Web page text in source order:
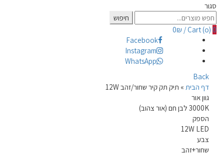
סגור
Search
for:
חיפוש
Cart (o) 0
/
0₪
Facebook
Instagram
WhatsApp
Back
דף הבית » תיק תק קיר שחור/זהב 12W
גוון אור
3000K לבן חם (אור צהוב)
הספק
12W LED
צבע
שחור+זהב